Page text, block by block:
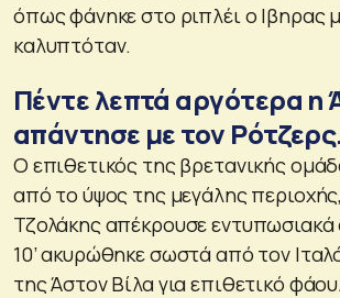
όπως φάνηκε στο ριπλέι ο Ιβηρας
καλυπτόταν.
Πέντε λεπτά αργότερα η
απάντησε με τον
Ο επιθετικός της βρετανικής
από το ύψος της μεγάλης
Τζολάκης απέκρουσε εντυπωσιακά
10’ ακυρώθηκε σωστά από τον
της Άστον Βίλα για επιθετικό